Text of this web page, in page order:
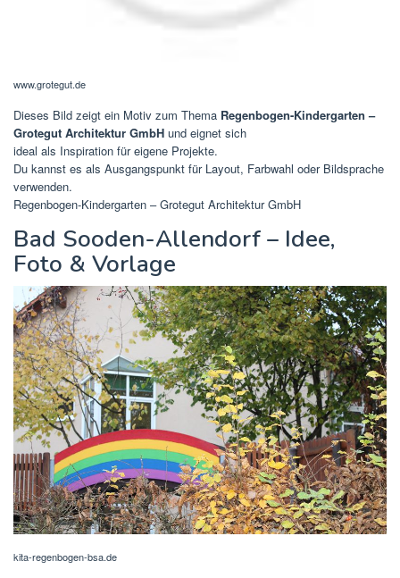
www.grotegut.de
Dieses Bild zeigt ein Motiv zum Thema Regenbogen-Kindergarten –
Grotegut Architektur GmbH und eignet sich
ideal als Inspiration für eigene Projekte.
Du kannst es als Ausgangspunkt für Layout, Farbwahl oder Bildsprache
verwenden.
Regenbogen-Kindergarten – Grotegut Architektur GmbH
Bad Sooden-Allendorf – Idee,
Foto & Vorlage
kita-regenbogen-bsa.de